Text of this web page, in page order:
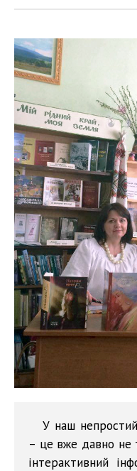
У наш
– це вже давно не
інтерактивний